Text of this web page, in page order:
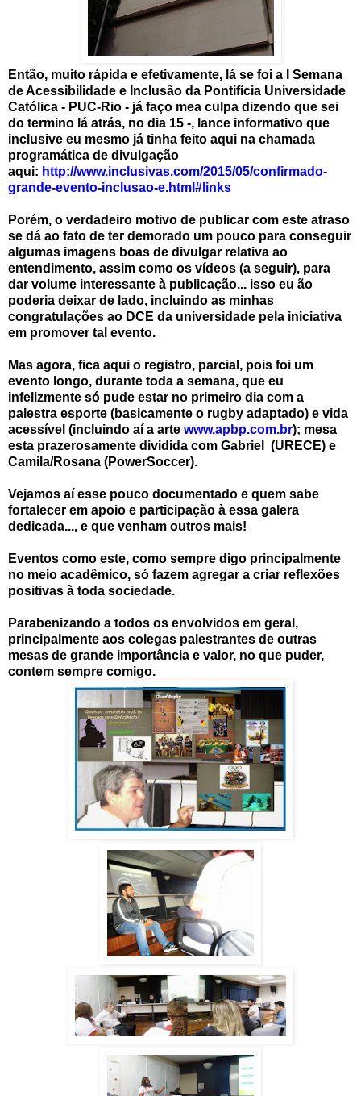
Então, muito rápida e efetivamente, lá se foi a I Semana
de Acessibilidade e Inclusão da Pontifícia Universidade
Católica - PUC-Rio - já faço mea culpa dizendo que sei
do termino lá atrás, no dia 15 -, lance informativo que
inclusive eu mesmo já tinha feito aqui na chamada
programática de divulgação
aqui: http://www.inclusivas.com/2015/05/confirmado-
grande-evento-inclusao-e.html#links
Porém, o verdadeiro motivo de publicar com este atraso
se dá ao fato de ter demorado um pouco para conseguir
algumas imagens boas de divulgar relativa ao
entendimento, assim como os vídeos (a seguir), para
dar volume interessante à publicação... isso eu ão
poderia deixar de lado, incluindo as minhas
congratulações ao DCE da universidade pela iniciativa
em promover tal evento.
Mas agora, fica aqui o registro, parcial, pois foi um
evento longo, durante toda a semana, que eu
infelizmente só pude estar no primeiro dia com a
palestra esporte (basicamente o rugby adaptado) e vida
acessível (incluindo aí a arte www.apbp.com.br); mesa
esta prazerosamente dividida com Gabriel (URECE) e
Camila/Rosana (PowerSoccer).
Vejamos aí esse pouco documentado e quem sabe
fortalecer em apoio e participação à essa galera
dedicada..., e que venham outros mais!
Eventos como este, como sempre digo principalmente
no meio acadêmico, só fazem agregar a criar reflexões
positivas à toda sociedade.
Parabenizando a todos os envolvidos em geral,
principalmente aos colegas palestrantes de outras
mesas de grande importância e valor, no que puder,
contem sempre comigo.